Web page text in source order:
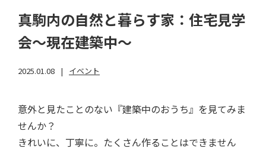
真駒内の自然と暮らす家：住宅見学
会～現在建築中～
2025.01.08 イベント
意外と見たことのない『建築中のおうち』を見てみま
せんか？
きれいに、丁寧に。たくさん作ることはできません